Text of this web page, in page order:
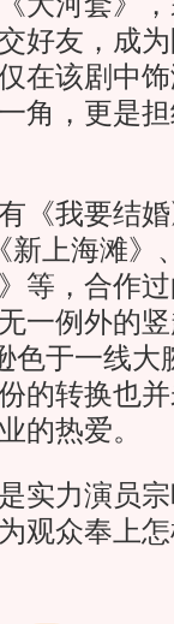
好友，成
在该剧中
角，更是
我要结婚
新上海滩》
等，合作
一例外的
色于一线
的转换也
的热爱。
力演员宗
观众奉上